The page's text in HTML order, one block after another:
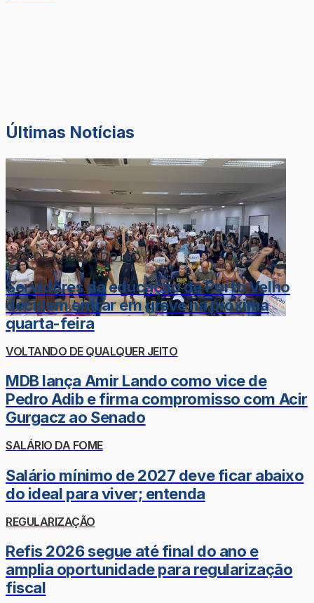
Últimas Notícias
DOR-DE-CABEÇA DO LÉO
Servidores da educação de Porto Velho
decidem entrar em greve na próxima
quarta-feira
VOLTANDO DE QUALQUER JEITO
MDB lança Amir Lando como vice de
Pedro Adib e firma compromisso com Acir
Gurgacz ao Senado
SALÁRIO DA FOME
Salário mínimo de 2027 deve ficar abaixo
do ideal para viver; entenda
REGULARIZAÇÃO
Refis 2026 segue até final do ano e
amplia oportunidade para regularização
fiscal